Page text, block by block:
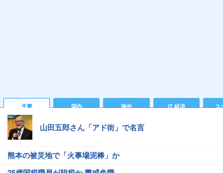
主要 国内 海外 IT 経済 ス
山田五郎さん「アド街」で名言
熊本の被災地で「火事場泥棒」か